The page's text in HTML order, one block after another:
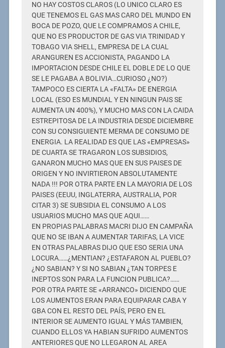
NO HAY COSTOS CLAROS (LO UNICO CLARO ES
QUE TENEMOS EL GAS MAS CARO DEL MUNDO EN
BOCA DE POZO, QUE LE COMPRAMOS A CHILE,
QUE NO ES PRODUCTOR DE GAS VIA TRINIDAD Y
TOBAGO VIA SHELL, EMPRESA DE LA CUAL
ARANGUREN ES ACCIONISTA, PAGANDO LA
IMPORTACION DESDE CHILE EL DOBLE DE LO QUE
SE LE PAGABA A BOLIVIA…CURIOSO ¿NO?)
TAMPOCO ES CIERTA LA «FALTA» DE ENERGIA
LOCAL (ESO ES MUNDIAL Y EN NINGUN PAIS SE
AUMENTA UN 400%), Y MUCHO MAS CON LA CAIDA
ESTREPITOSA DE LA INDUSTRIA DESDE DICIEMBRE
CON SU CONSIGUIENTE MERMA DE CONSUMO DE
ENERGIA. LA REALIDAD ES QUE LAS «EMPRESAS»
DE CUARTA SE TRAGARON LOS SUBSIDIOS,
GANARON MUCHO MAS QUE EN SUS PAISES DE
ORIGEN Y NO INVIRTIERON ABSOLUTAMENTE
NADA !!! POR OTRA PARTE EN LA MAYORIA DE LOS
PAISES (EEUU, INGLATERRA, AUSTRALIA, POR
CITAR 3) SE SUBSIDIA EL CONSUMO A LOS
USUARIOS MUCHO MAS QUE AQUI……
EN PROPIAS PALABRAS MACRI DIJO EN CAMPAÑA
QUE NO SE IBAN A AUMENTAR TARIFAS, LA VICE
EN OTRAS PALABRAS DIJO QUE ESO SERIA UNA
LOCURA……¿MENTIAN? ¿ESTAFARON AL PUEBLO?
¿NO SABIAN? Y SI NO SABIAN ¿TAN TORPES E
INEPTOS SON PARA LA FUNCION PUBLICA?……
POR OTRA PARTE SE «ARRANCO» DICIENDO QUE
LOS AUMENTOS ERAN PARA EQUIPARAR CABA Y
GBA CON EL RESTO DEL PAÍS, PERO EN EL
INTERIOR SE AUMENTO IGUAL Y MÁS TAMBIEN,
CUANDO ELLOS YA HABIAN SUFRIDO AUMENTOS
ANTERIORES QUE NO LLEGARON AL AREA